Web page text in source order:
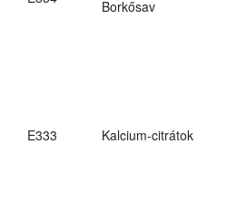
Borkősav
E333 Kalcium-citrátok